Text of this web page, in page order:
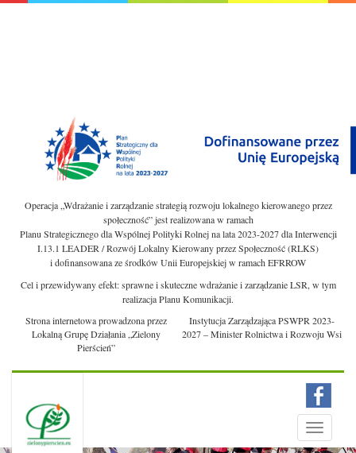
Operacja „Wdrażanie i zarządzanie strategią rozwoju lokalnego kierowanego przez
społeczność” jest realizowana w ramach
Planu Strategicznego dla Wspólnej Polityki Rolnej na lata 2023-2027 dla Interwencji
I.13.1 LEADER / Rozwój Lokalny Kierowany przez Społeczność (RLKS)
i dofinansowana ze środków Unii Europejskiej w ramach EFRROW
Cel i przewidywany efekt: sprawne i skuteczne wdrażanie i zarządzanie LSR, w tym
realizacja Planu Komunikacji.
Strona internetowa prowadzona przez
Lokalną Grupę Działania „Zielony
Pierścień”
Instytucja Zarządzająca PSWPR 2023-
2027 – Minister Rolnictwa i Rozwoju Wsi
Toggle
Menu